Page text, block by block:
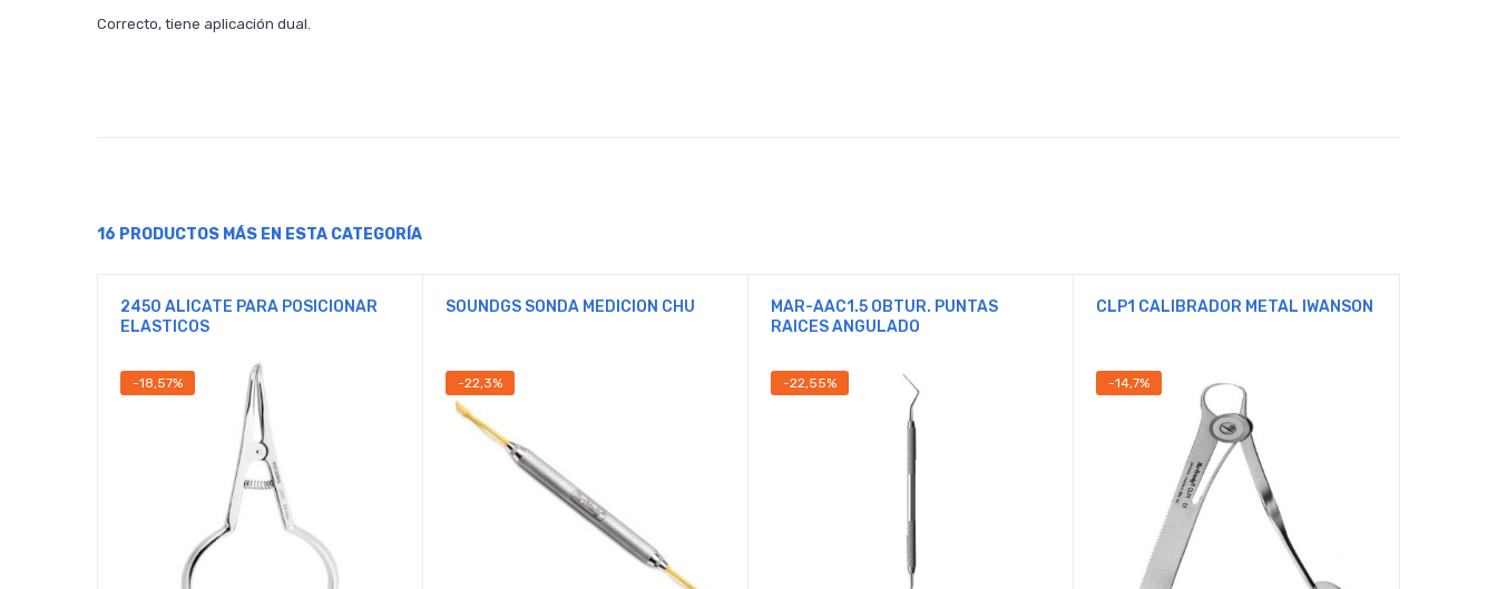
Correcto, tiene aplicación dual.
16 PRODUCTOS MÁS EN ESTA CATEGORÍA
2450 ALICATE PARA POSICIONAR
ELASTICOS
-18,57%
SOUNDGS SONDA MEDICION CHU
-22,3%
MAR-AAC1.5 OBTUR. PUNTAS
RAICES ANGULADO
-22,55%
CLP1 CALIBRADOR METAL IWANSON
-14,7%